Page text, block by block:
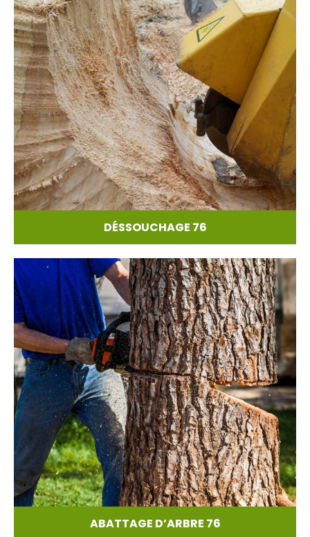
DÉSSOUCHAGE 76
ABATTAGE D’ARBRE 76